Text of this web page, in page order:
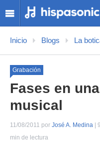
Inicio Blogs La
Grabación
Fases en
musical
11/08/2011 por José A. Medina | 9
min de lectura